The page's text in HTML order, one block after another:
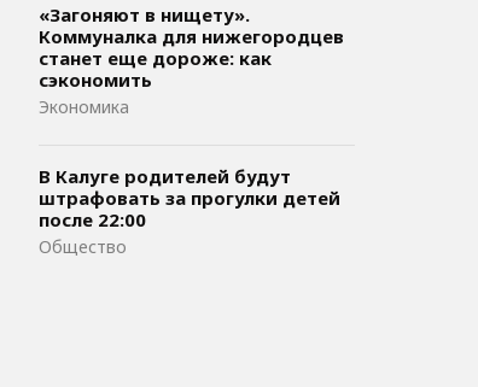
«Загоняют в нищету».
Коммуналка для нижегородцев
станет еще дороже: как
сэкономить
Экономика
В Калуге родителей будут
штрафовать за прогулки детей
после 22:00
Общество